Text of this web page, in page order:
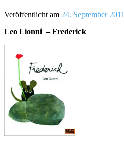
Veröffentlicht am 24. September 2011
Leo Lionni – Frederick